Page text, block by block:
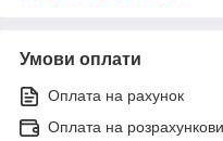
Умови оплати
Оплата на рахунок
Оплата на